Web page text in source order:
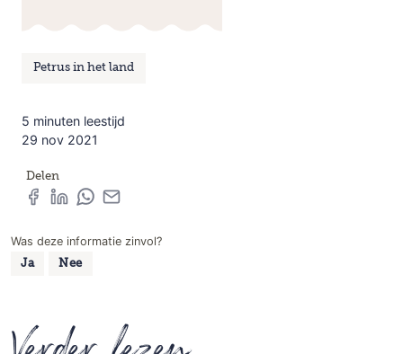
Petrus in het land
5 minuten leestijd
29 nov 2021
Delen
Was deze informatie zinvol?
Ja Nee